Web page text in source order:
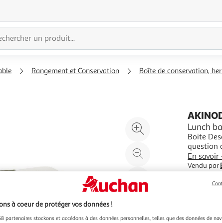
Rangement et Conservation Boîte de conservation,
Agrandir
l'illustration
200%
l'illustration
à
100
Partager
le
Lunch
Boite Descriptif Que l'on parte en pique-nique ou à son bureau, la
question
convient à chacun. Coloris Vert
pièces 1.0
En savoir
Vendu par
à coeur de protéger vos données !
partenaires stockons et accédons à des données personnelles, telles que des données de